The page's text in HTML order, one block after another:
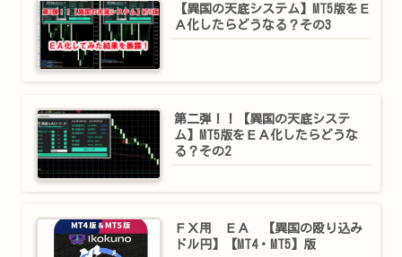
【異国の天底システム】MT5版をＥ
Ａ化したらどうなる？その3
第二弾！！【異国の天底システ
ム】MT5版をＥＡ化したらどうな
る？その2
ＦＸ用 ＥＡ 【異国の殴り込み
ドル円】【MT4・MT5】版